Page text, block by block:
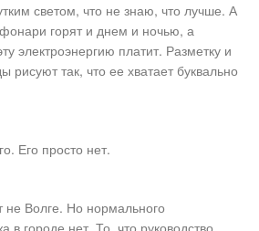
светом, что не знаю, что лучше. А
горят и днем и ночью, а
электроэнергию платит. Разметку и
так, что ее хватает буквально
Его просто нет.
не Волге. Но нормального
в городе нет. То, что руководство